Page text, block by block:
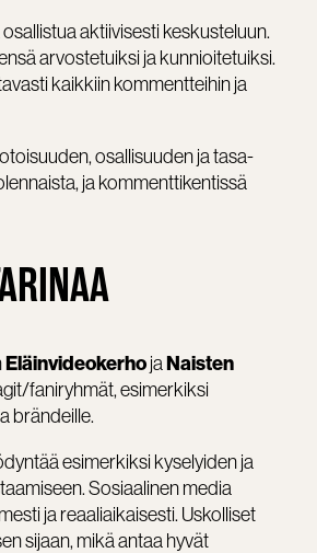
aktiivisesti keskusteluun.​
arvostetuiksi ja kunnioitetuiksi.
kaikkiin kommentteihin ja
osallisuuden ja tasa-
ja kommenttikentissä
Eläinvideokerho ja Naisten
faniryhmät, esimerkiksi
brändeille.
esimerkiksi kyselyiden ja
Sosiaalinen media
ja reaaliaikaisesti. Uskolliset
sijaan, mikä antaa hyvät